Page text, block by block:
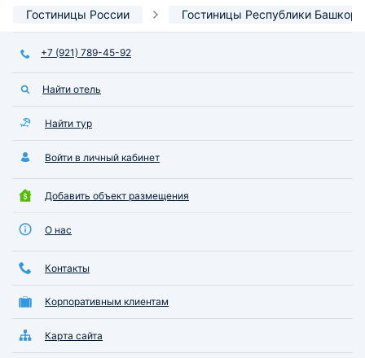
Гостиницы России Гостиницы Республики
+7 (921) 789-45-92
Найти отель
Найти тур
Войти в личный кабинет
Добавить объект размещения
О нас
Контакты
Корпоративным клиентам
Карта сайта